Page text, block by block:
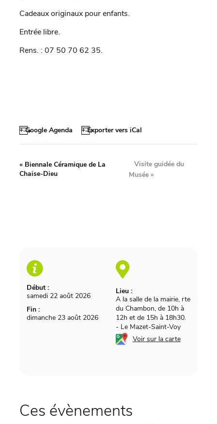
Cadeaux originaux pour enfants.
Entrée libre.
Rens. : 07 50 70 62 35.
+ Google Agenda + Exporter vers iCal
Début :
samedi 22 août 2026
Fin :
dimanche 23 août 2026
Lieu :
A la salle de la mairie, rte
du Chambon, de 10h à
12h et de 15h à 18h30.
- Le Mazet-Saint-Voy
Voir sur la carte
« Biennale Céramique de La
Chaise-Dieu
Visite guidée du
Musée»
Ces évènements